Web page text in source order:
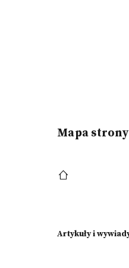
Mapa strony
Artykuły i